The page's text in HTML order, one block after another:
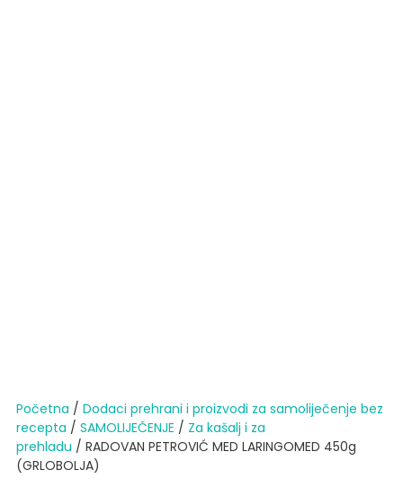
Početna / Dodaci prehrani i proizvodi za samoliječenje bez
recepta / SAMOLIJEČENJE / Za kašalj i za
prehladu / RADOVAN PETROVIĆ MED LARINGOMED 450g
(GRLOBOLJA)